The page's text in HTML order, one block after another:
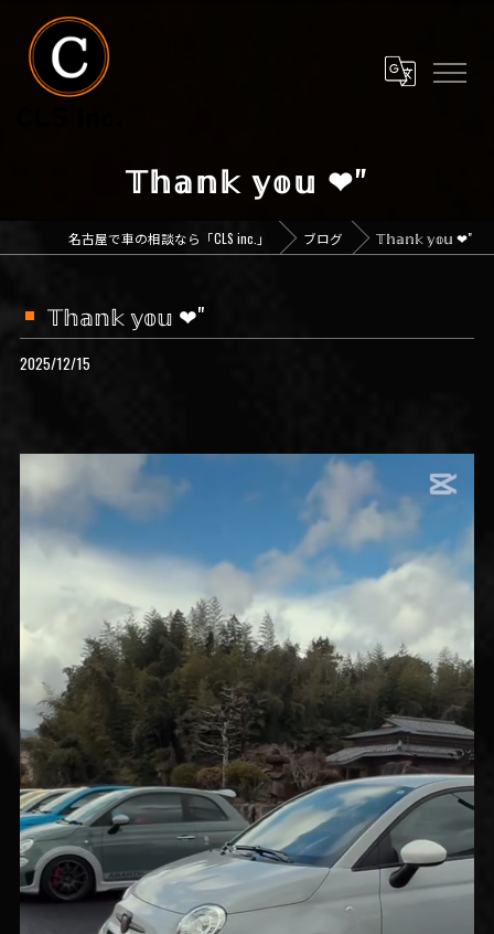
𝕋𝕙𝕒𝕟𝕜 𝕪𝕠𝕦 ❤︎"
名古屋で車の相談なら「CLS inc.」 ブログ 𝕋𝕙𝕒𝕟𝕜 𝕪𝕠𝕦 ❤︎"
𝕋𝕙𝕒𝕟𝕜 𝕪𝕠𝕦 ❤︎"
2025/12/15